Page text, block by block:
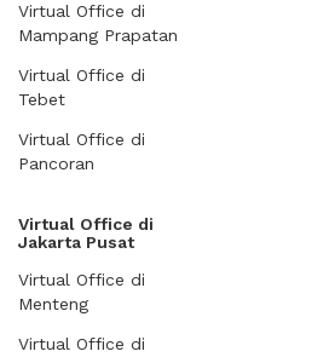
Virtual Office di
Mampang Prapatan
Virtual Office di
Tebet
Virtual Office di
Pancoran
Virtual Office di
Jakarta Pusat
Virtual Office di
Menteng
Virtual Office di